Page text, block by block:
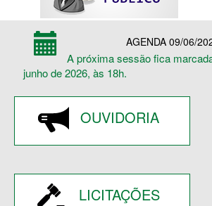
AGENDA 09/06/
A próxima sessão fica
junho de 2026, às 18h.
OUVIDORIA
LICITAÇÕES